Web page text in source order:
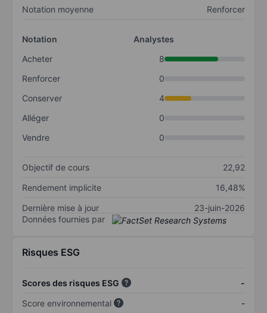
Notation moyenne Renforcer
Notation
Analystes
Acheter
8
Renforcer
0
Conserver
4
Alléger
0
Vendre
0
Objectif de cours
22,92
Rendement implicite
16,48%
Dernière mise à jour
23-juin-2026
Données fournies par
Risques ESG
Scores des risques ESG
-
Score environnemental
-